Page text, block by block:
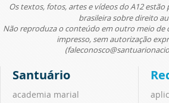
Os textos, fotos, artes e vídeos do A12 estão
brasileira sobre direito
Não reproduza o conteúdo em outro meio de
impresso, sem autorização
Santuário
academia marial